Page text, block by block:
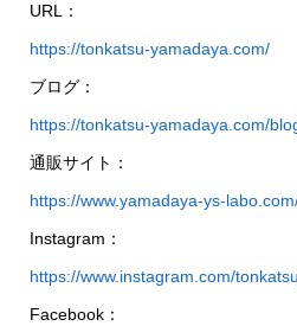
URL：
https://tonkatsu-yamadaya.com/
ブログ：
https://tonkatsu-yamadaya.com/
通販サイト：
https://www.yamadaya-ys-
Instagram：
https://www.instagram.com/
Facebook：